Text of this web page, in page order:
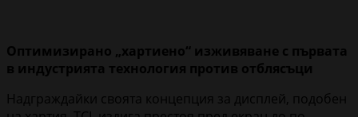
Оптимизирано „хартиено“ изживяване с първата
в индустрията технология против отблясъци
Надграждайки своята концепция за дисплей, подобен